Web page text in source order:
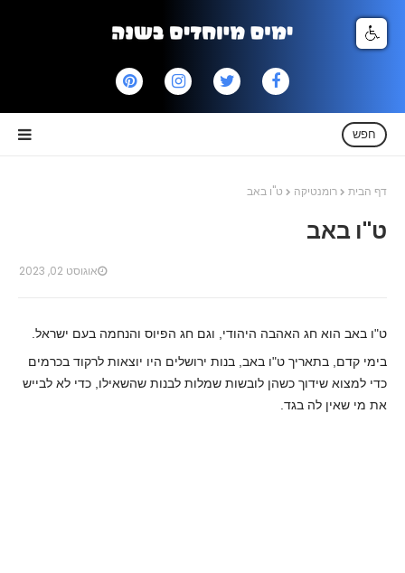
חפש
דף הבית רומנטיקה ט"ו באב
ט"ו באב
אוגוסט 02, 2023
ט"ו באב הוא חג האהבה היהודי, וגם חג הפיוס והנחמה בעם ישראל.
בימי קדם, בתאריך ט"ו באב, בנות ירושלים היו יוצאות לרקוד בכרמים
כדי למצוא שידוך כשהן לובשות שמלות לבנות שהשאילו, כדי לא לבייש
את מי שאין לה בגד.